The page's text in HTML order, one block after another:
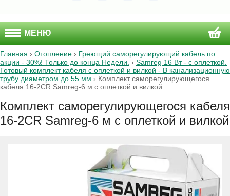
МЕНЮ
Главная › Отопление › Греющий саморегулирующий кабель по
акции - 30%! Только до конца Недели.
› Samreg 16 Вт - с оплеткой.
Готовый комплект кабеля с оплеткой и вилкой - В канализационную
трубу диаметром до 55 мм › Комплект саморегулирующегося
кабеля 16-2CR Samreg-6 м c оплеткой и вилкой
Комплект саморегулирующегося кабеля
16-2CR Samreg-6 м c оплеткой и вилкой